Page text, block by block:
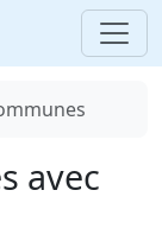
avec